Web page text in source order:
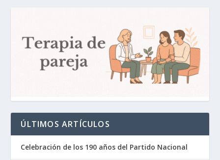
ÚLTIMOS ARTÍCULOS
Celebración de los 190 años del Partido Nacional